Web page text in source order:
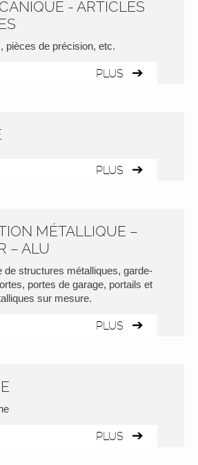
- ARTICLES
pièces de précision, etc.
PLUS
PLUS
MÉTALLIQUE –
– ALU
de structures métalliques, garde-
portes de garage, portails et
sur mesure.
PLUS
PLUS